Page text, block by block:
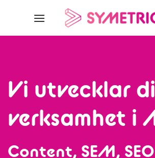
Vi utvecklar
verksamhet i
Content, SEM,